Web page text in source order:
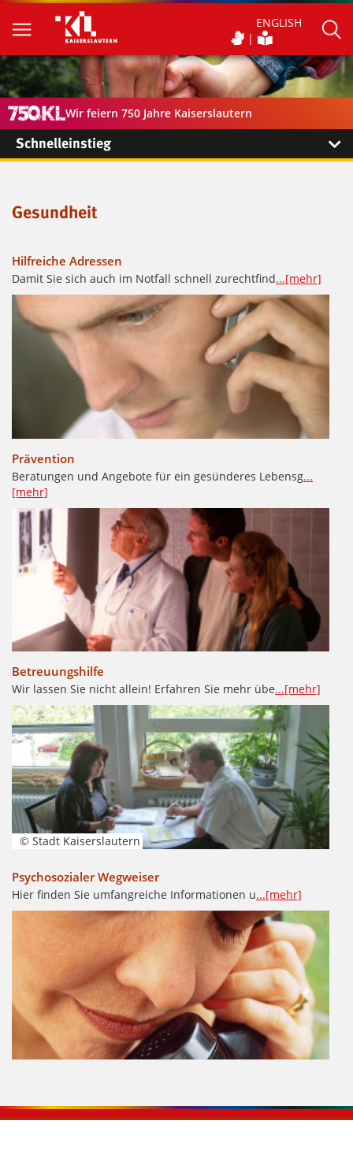
ENGLISH
Wir feiern 750 Jahre Kaiserslautern
Schnelleinstieg
Gesundheit
Hilfreiche Adressen
Damit Sie sich auch im Notfall schnell zurechtfind...[mehr]
Prävention
Beratungen und Angebote für ein gesünderes Lebensg...
[mehr]
Betreuungshilfe
Wir lassen Sie nicht allein! Erfahren Sie mehr übe...[mehr]
© Stadt Kaiserslautern
Psychosozialer Wegweiser
Hier finden Sie umfangreiche Informationen u...[mehr]